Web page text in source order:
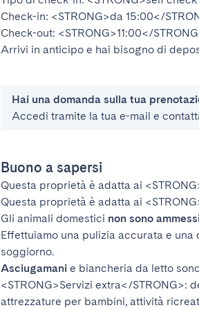
Check-in: <STRONG>da 15:00</
Check-out: <STRONG>11:00</
Arrivi in anticipo e hai bisogno di
Hai una domanda sulla tua
Accedi tramite la tua e-mail e
Buono a sapersi
Questa proprietà è adatta ai
Questa proprietà è adatta ai
Gli animali domestici non sono
Effettuiamo una pulizia accurata e
soggiorno.
Asciugamani e biancheria da letto
<STRONG>Servizi extra</STRONG>:
attrezzature per bambini, attività